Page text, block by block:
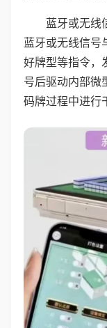
蓝牙或无线
蓝牙或无线信号
好牌型等指令，
号后驱动内部微
码牌过程中进行